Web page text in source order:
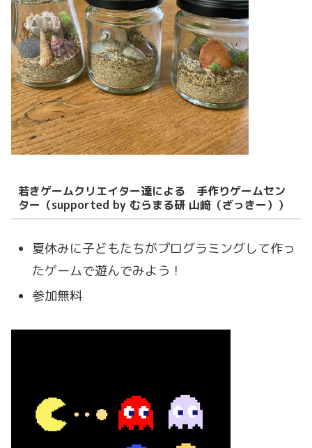
若きゲームクリエイター達による 手作りゲームセン
ター（supported by むらまる研 山﨑（ざっきー））
夏休みに子どもたちがプログラミングして作っ
たゲームで遊んでみよう！
参加無料